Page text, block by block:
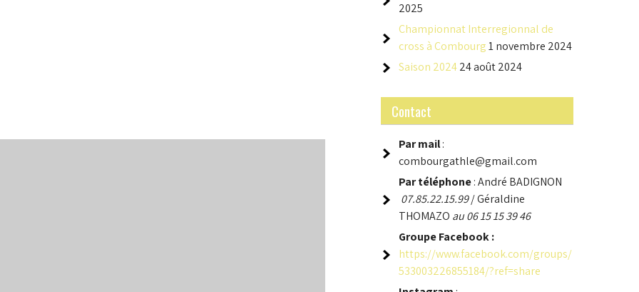
2025
Championnat Interregionnal de
cross à Combourg1 novembre 2024
Saison 202424 août 2024
Contact
Par mail:
combourgathle@gmail.com
Par téléphone: André BADIGNON
07.85.22.15.99/ Géraldine
THOMAZO au 06 15 15 39 46
GroupeFacebook :
https://www.facebook.com/groups/
533003226855184/?ref=share